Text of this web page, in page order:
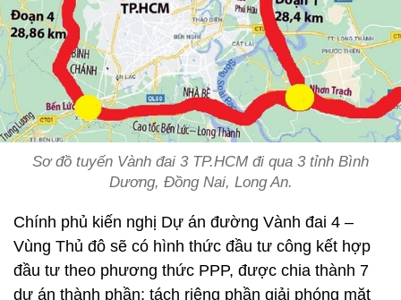
Sơ đồ tuyến Vành đai 3 TP.HCM đi qua 3 tỉnh Bình
Dương, Đồng Nai, Long An.
Chính phủ kiến nghị Dự án đường Vành đai 4 –
Vùng Thủ đô sẽ có hình thức đầu tư công kết hợp
đầu tư theo phương thức PPP, được chia thành 7
dự án thành phần; tách riêng phần giải phóng mặt